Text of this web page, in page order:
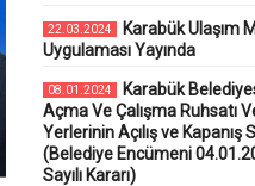
22.03.2024
Karabük Ulaşım
Uygulaması Yayında
08.01.2024
Karabük
Açma Ve Çalışma Ruhsatı
Yerlerinin Açılış ve Kapanış
(Belediye Encümeni
Sayılı Kararı)